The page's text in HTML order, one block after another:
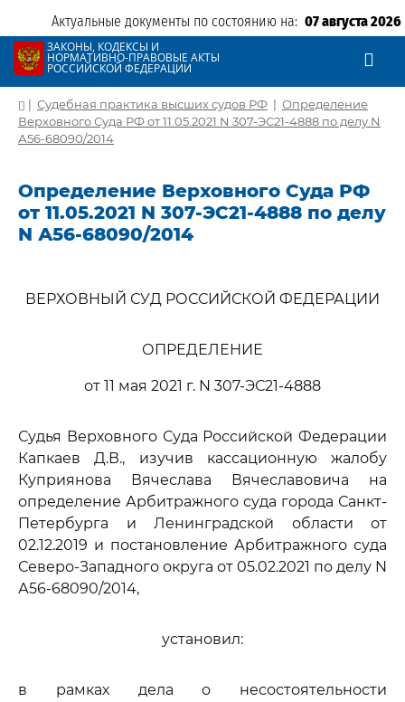
Актуальные документы по состоянию на: 07 августа 2026
ЗАКОНЫ, КОДЕКСЫ И
НОРМАТИВНО-ПРАВОВЫЕ АКТЫ
РОССИЙСКОЙ ФЕДЕРАЦИИ
| Судебная практика высших судов РФ | Определение
Верховного Суда РФ от 11.05.2021 N 307-ЭС21-4888 по делу N
А56-68090/2014
Определение Верховного Суда РФ
от 11.05.2021 N 307-ЭС21-4888 по делу
N А56-68090/2014
ВЕРХОВНЫЙ СУД РОССИЙСКОЙ ФЕДЕРАЦИИ
ОПРЕДЕЛЕНИЕ
от 11 мая 2021 г. N 307-ЭС21-4888
Судья Верховного Суда Российской Федерации
Капкаев Д.В., изучив кассационную жалобу
Куприянова Вячеслава Вячеславовича на
определение Арбитражного суда города Санкт-
Петербурга и Ленинградской области от
02.12.2019 и постановление Арбитражного суда
Северо-Западного округа от 05.02.2021 по делу N
А56-68090/2014,
установил:
в рамках дела о несостоятельности